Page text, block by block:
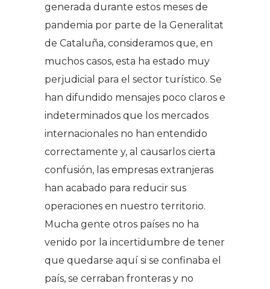
generada durante estos meses de
pandemia por parte de la Generalitat
de Cataluña, consideramos que, en
muchos casos, esta ha estado muy
perjudicial para el sector turístico. Se
han difundido mensajes poco claros e
indeterminados que los mercados
internacionales no han entendido
correctamente y, al causarlos cierta
confusión, las empresas extranjeras
han acabado para reducir sus
operaciones en nuestro territorio.
Mucha gente otros países no ha
venido por la incertidumbre de tener
que quedarse aquí si se confinaba el
país, se cerraban fronteras y no